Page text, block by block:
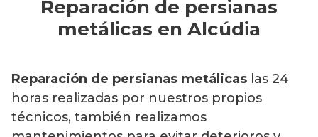
Reparación de persianas
metálicas en Alcúdia
Reparación de persianas metálicas las 24
horas realizadas por nuestros propios
técnicos, también realizamos